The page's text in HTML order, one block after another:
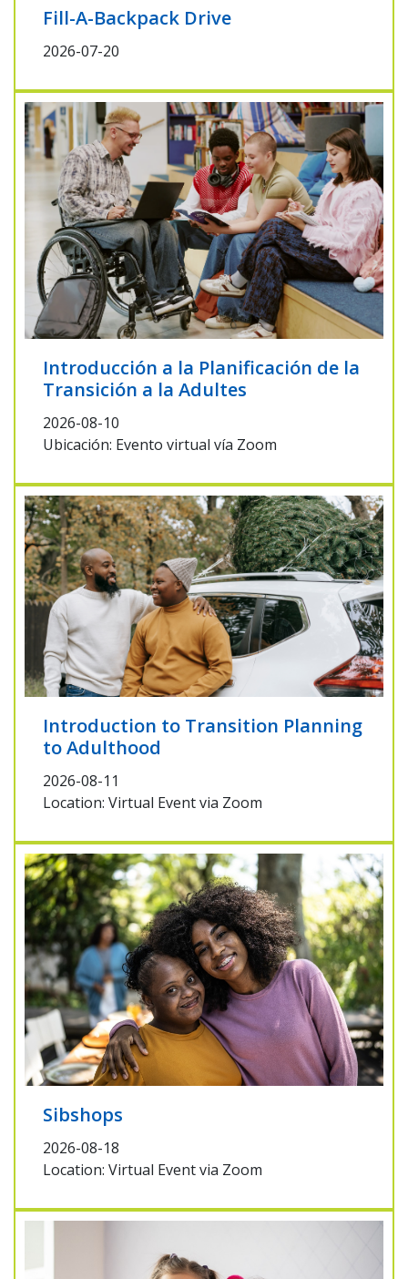
Fill-A-Backpack Drive
2026-07-20
Introducción a la Planificación de la
Transición a la Adultes
2026-08-10
Ubicación: Evento virtual vía Zoom
Introduction to Transition Planning
to Adulthood
2026-08-11
Location: Virtual Event via Zoom
Sibshops
2026-08-18
Location: Virtual Event via Zoom